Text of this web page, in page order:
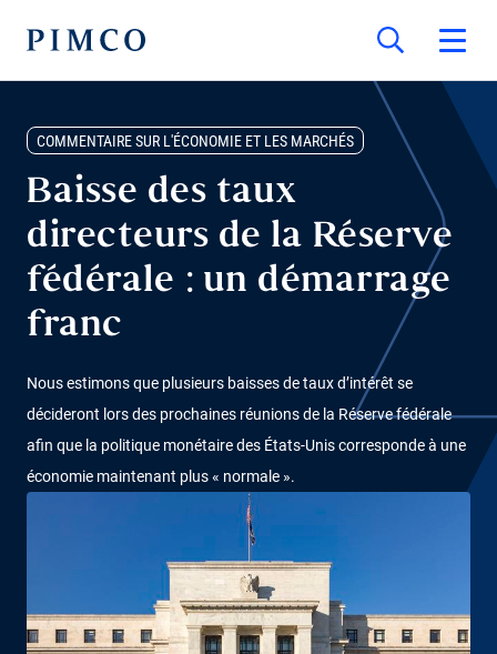
COMMENTAIRE SUR L'ÉCONOMIE ET LES MARCHÉS
Baisse des taux
directeurs de la Réserve
fédérale : un démarrage
franc
Nous estimons que plusieurs baisses de taux d’intérêt se
décideront lors des prochaines réunions de la Réserve fédérale
afin que la politique monétaire des États-Unis corresponde à une
économie maintenant plus « normale ».